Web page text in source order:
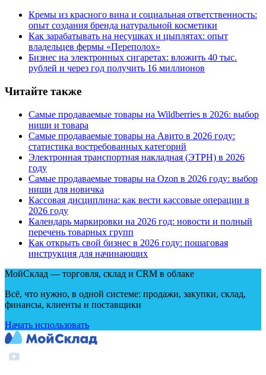
Кремы из красного вина и социальная ответственность:
опыт создания бренда натуральной косметики
Как зарабатывать на несушках и цыплятах: опыт
владельцев фермы «Переполох»
Бизнес на электронных сигаретах: вложить 40 тыс.
рублей и через год получить 16 миллионов
Читайте также
Самые продаваемые товары на Wildberries в 2026: выбор
ниши и товара
Самые продаваемые товары на Авито в 2026 году:
статистика востребованных категорий
Электронная транспортная накладная (ЭТРН) в 2026
году
Самые продаваемые товары на Ozon в 2026 году: выбор
ниши для новичка
Кассовая дисциплина: как вести кассовые операции в
2026 году
Календарь маркировки на 2026 год: новости и полный
перечень товарных групп
Как открыть свой бизнес в 2026 году: пошаговая
инструкция для начинающих
МойСклад — торговля, склад и CRM в облаке
Всё, что нужно, в одной системе: продажи, закупки, склад,
финансы, клиенты и поставщики
Начать использовать